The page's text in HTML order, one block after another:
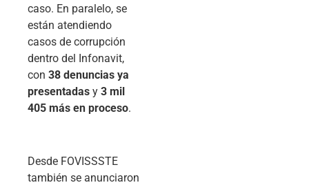
caso. En paralelo, se
están atendiendo
casos de corrupción
dentro del Infonavit,
con 38 denuncias ya
presentadas y 3 mil
405 más en proceso.
Desde FOVISSSTE
también se anunciaron